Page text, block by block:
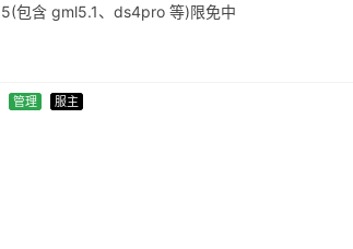
包含 gml5.1、ds4pro 等)限免中
管理
服主